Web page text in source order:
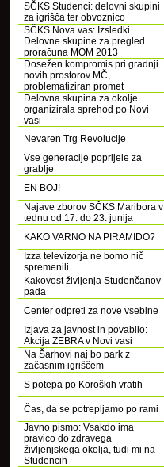
SČKS Studenci: delovni skupini
za igrišča ter obvoznico
SČKS Nova vas: Izsledki
Delovne skupine za pregled
proračuna MOM 2013
Dosežen kompromis pri gradnji
novih prostorov MČ,
problematiziran promet
Delovna skupina za okolje
organizirala sprehod po Novi
vasi
Nevaren Trg Revolucije
Vse generacije poprijele za
grablje
EN BOJ!
Najave zborov SČKS Maribora v
tednu od 17. do 23. junija
KAKO VARNO NA PIRAMIDO?
Izza televizorja ne bomo nič
spremenili
Kakovost življenja Studenčanov
pada
Center odpreti za nove vsebine
Izjava za javnost in povabilo:
Akcija ZEBRA v Novi vasi
Na Šarhovi naj bo park z
začasnim igriščem
S potepa po Koroških vratih
Čas, da se potrepljamo po rami
Javno pismo: Vsakdo ima
pravico do zdravega
življenjskega okolja, tudi mi na
Studencih